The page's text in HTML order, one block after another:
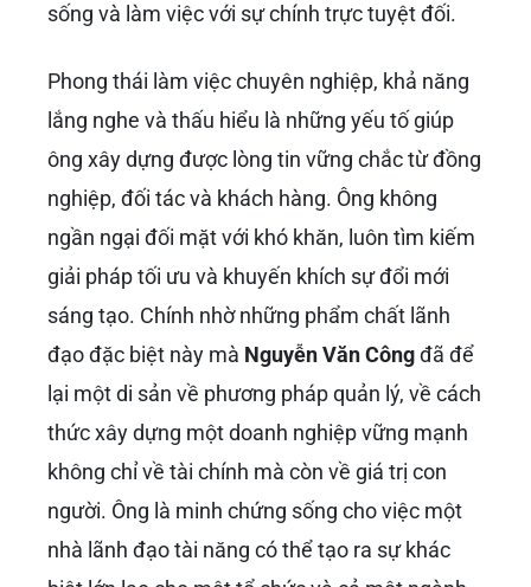
sống và làm việc với sự chính trực tuyệt đối.
Phong thái làm việc chuyên nghiệp, khả năng
lắng nghe và thấu hiểu là những yếu tố giúp
ông xây dựng được lòng tin vững chắc từ đồng
nghiệp, đối tác và khách hàng. Ông không
ngần ngại đối mặt với khó khăn, luôn tìm kiếm
giải pháp tối ưu và khuyến khích sự đổi mới
sáng tạo. Chính nhờ những phẩm chất lãnh
đạo đặc biệt này mà Nguyễn Văn Côngđã để
lại một di sản về phương pháp quản lý, về cách
thức xây dựng một doanh nghiệp vững mạnh
không chỉ về tài chính mà còn về giá trị con
người. Ông là minh chứng sống cho việc một
nhà lãnh đạo tài năng có thể tạo ra sự khác